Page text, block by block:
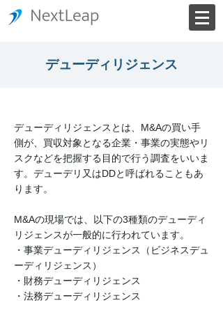
デューディリジェンス
デューディリジェンスとは、M&Aの買い手
側が、買収対象となる企業・事業の実態やリ
スクなどを把握する目的で行う調査をいいま
す。デューデリ又はDDと呼ばれることもあ
ります。
M&Aの現場では、以下の3種類のデューディ
リジェンスが一般的に行われています。
・事業デューディリジェンス（ビジネスデュ
ーディリジェンス）
・財務デューディリジェンス
・法務デューディリジェンス